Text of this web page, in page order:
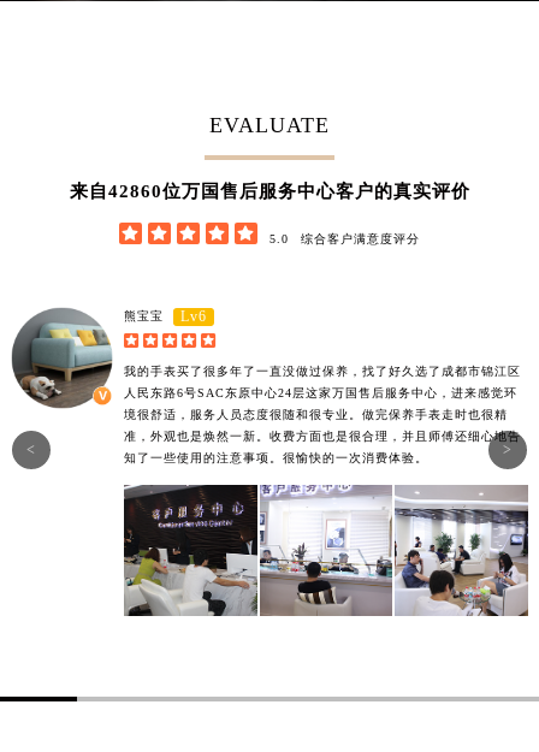
EVALUATE
来自42860位万国售后服务中心客户的真实评价
     5.0 综合客户满意度评分
熊宝宝 Lv6
    
我的手表买了很多年了一直没做过保养，找了好久选了成都市锦江区
人民东路6号SAC东原中心24层这家万国售后服务中心，进来感觉环
境很舒适，服务人员态度很随和很专业。做完保养手表走时也很精
准，外观也是焕然一新。收费方面也是很合理，并且师傅还细心地告
知了一些使用的注意事项。很愉快的一次消费体验。
>
<